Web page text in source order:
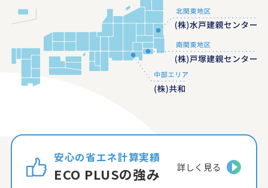
安心の省エネ計算実績
ECO PLUSの強み 詳しく見る